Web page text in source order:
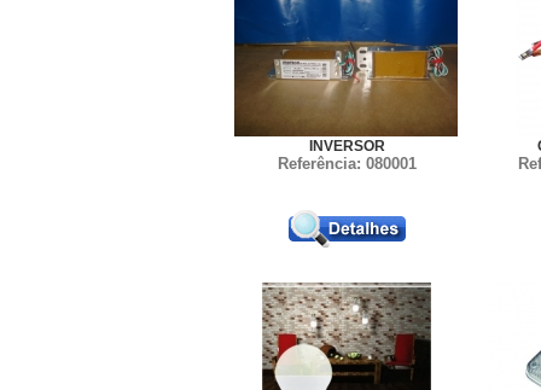
INVERSOR
Referência: 080001